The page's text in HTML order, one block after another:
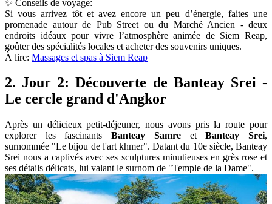
✨ Conseils de voyage:
Si vous arrivez tôt et avez encore un peu d’énergie, faites une
promenade autour de Pub Street ou du Marché Ancien - deux
endroits idéaux pour vivre l’atmosphère animée de Siem Reap,
goûter des spécialités locales et acheter des souvenirs uniques.
À lire: Massages et spas à Siem Reap
2. Jour 2: Découverte de Banteay Srei -
Le cercle grand d'Angkor
Après un délicieux petit-déjeuner, nous avons pris la route pour
explorer les fascinants Banteay SamreetBanteay Srei,
surnommée "Le bijou de l'art khmer". Datant du 10e siècle, Banteay
Srei nous a captivés avec ses sculptures minutieuses en grès rose et
ses détails délicats, lui valant le surnom de "Temple de la Dame".